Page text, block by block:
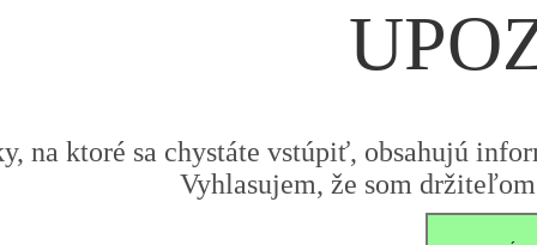
na ktoré sa chystáte vstúpiť, obsahujú
Vyhlasujem, že som